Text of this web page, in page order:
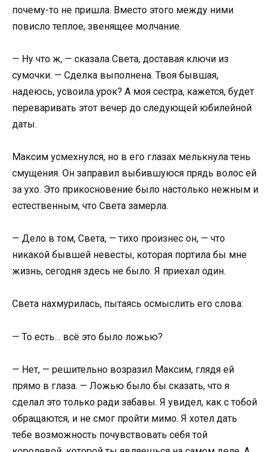
почему-то не пришла. Вместо этого между ними
повисло теплое, звенящее молчание.
— Ну что ж, — сказала Света, доставая ключи из
сумочки. — Сделка выполнена. Твоя бывшая,
надеюсь, усвоила урок? А моя сестра, кажется, будет
переваривать этот вечер до следующей юбилейной
даты.
Максим усмехнулся, но в его глазах мелькнула тень
смущения. Он заправил выбившуюся прядь волос ей
за ухо. Это прикосновение было настолько нежным и
естественным, что Света замерла.
— Дело в том, Света, — тихо произнес он, — что
никакой бывшей невесты, которая портила бы мне
жизнь, сегодня здесь не было. Я приехал один.
Света нахмурилась, пытаясь осмыслить его слова:
— То есть… всё это было ложью?
— Нет, — решительно возразил Максим, глядя ей
прямо в глаза. — Ложью было бы сказать, что я
сделал это только ради забавы. Я увидел, как с тобой
обращаются, и не смог пройти мимо. Я хотел дать
тебе возможность почувствовать себя той